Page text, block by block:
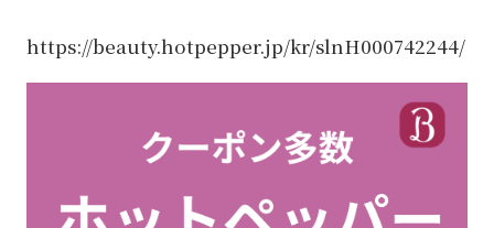
https://beauty.hotpepper.jp/kr/slnH000742244/